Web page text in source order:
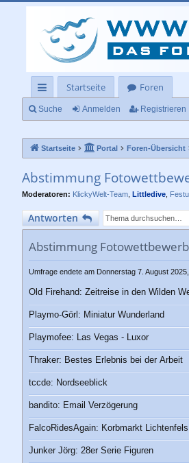
ch
llz
ug
rif
f
Startseite
Foren
Suche Anmelden Registrieren
Startseite Portal Foren-Übersicht
Abstimmung
Moderatoren: KlickyWelt-Team Littledive
Antworten
Abstimmung Fotowettbewerb
Umfrage endete am Donnerstag 7. August
Old Firehand: Zeitreise in den Wilden
Playmo-Görl: Miniatur Wunderland
Playmofee: Las Vegas - Luxor
Thraker: Bestes Erlebnis bei der Arbeit
tccde: Nordseeblick
bandito: Email Verzögerung
FalcoRidesAgain: Korbmarkt Lichtenfels
Junker Jörg: 28er Serie Figuren